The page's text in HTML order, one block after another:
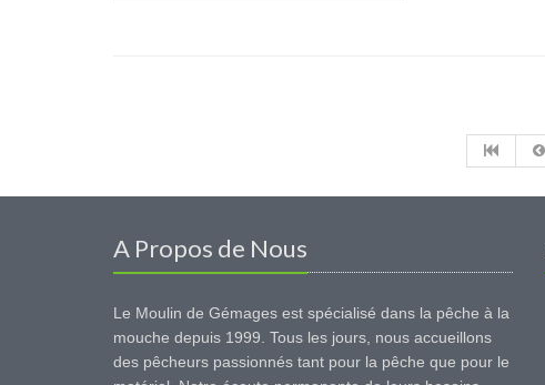
A Propos de Nous
Le Moulin de Gémages est spécialisé dans la pêche à la
mouche depuis 1999. Tous les jours, nous accueillons
des pêcheurs passionnés tant pour la pêche que pour le